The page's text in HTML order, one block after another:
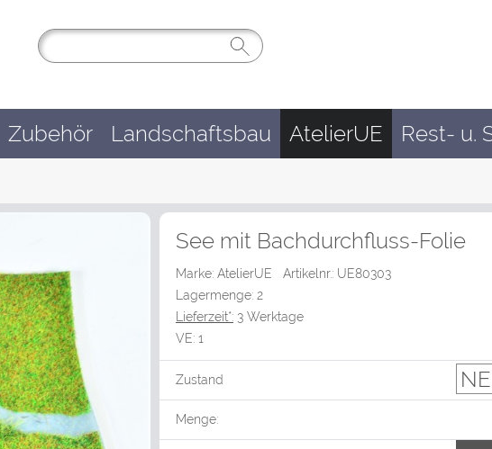
Zubehör Landschaftsbau AtelierUE Rest- u.
See mit Bachdurchfluss-Folie
Marke: AtelierUE Artikelnr.: UE80303
Lagermenge: 2
Lieferzeit*: 3 Werktage
VE: 1
Zustand
Menge: